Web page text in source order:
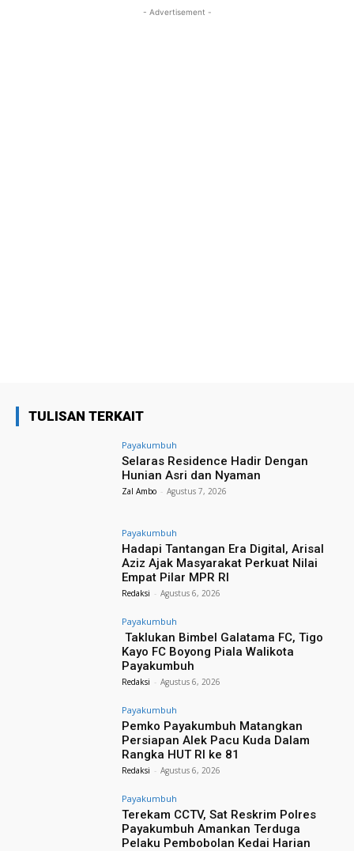
- Advertisement -
TULISAN TERKAIT
Payakumbuh
Selaras Residence Hadir Dengan
Hunian Asri dan Nyaman
Zal Ambo - Agustus 7, 2026
Payakumbuh
Hadapi Tantangan Era Digital, Arisal
Aziz Ajak Masyarakat Perkuat Nilai
Empat Pilar MPR RI
Redaksi - Agustus 6, 2026
Payakumbuh
Taklukan Bimbel Galatama FC, Tigo
Kayo FC Boyong Piala Walikota
Payakumbuh
Redaksi - Agustus 6, 2026
Payakumbuh
Pemko Payakumbuh Matangkan
Persiapan Alek Pacu Kuda Dalam
Rangka HUT RI ke 81
Redaksi - Agustus 6, 2026
Payakumbuh
Terekam CCTV, Sat Reskrim Polres
Payakumbuh Amankan Terduga
Pelaku Pembobolan Kedai Harian